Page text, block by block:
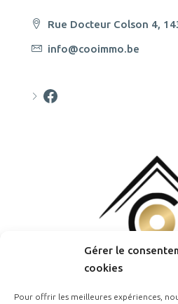
Gérer le
cookies
Pour offrir les meilleures expériences,
Rue Docteur Colson 4,
info@cooimmo.be
Cooimmo